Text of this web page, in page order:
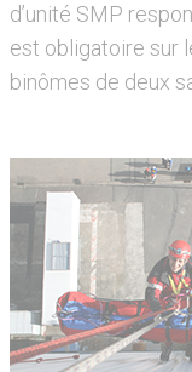
d’unité SMP
est obligatoire sur
binômes de deux